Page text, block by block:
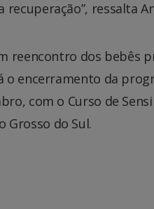
ressalta
reencontro dos bebês
o encerramento da
com o Curso de
Grosso do Sul.